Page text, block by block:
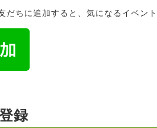
だちに追加すると、気になるイベン
録